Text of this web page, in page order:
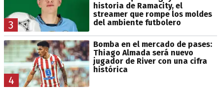
3
historia de Ramacity, el
streamer que rompe los moldes
del ambiente futbolero
4
Bomba en el mercado de pases:
Thiago Almada será nuevo
jugador de River con una cifra
histórica